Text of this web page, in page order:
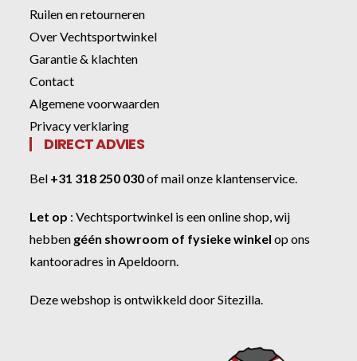
Ruilen en retourneren
Over Vechtsportwinkel
Garantie & klachten
Contact
Algemene voorwaarden
Privacy verklaring
DIRECT ADVIES
Bel +31 318 250 030ofmail onze klantenservice.
Let op :Vechtsportwinkel is een online shop, wij
hebben géén showroom of fysieke winkel op ons
kantooradres in Apeldoorn.
Deze webshop is ontwikkeld doorSitezilla.